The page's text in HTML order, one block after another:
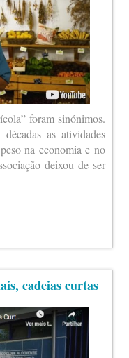
foram sinónimos.
as atividades
na economia e no
deixou de ser
cadeias curtas